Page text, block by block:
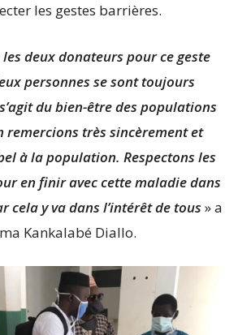
les gestes barrières.
deux donateurs pour ce geste
personnes se sont toujours
du bien-être des populations
remercions très sincèrement et
à la population. Respectons les
en finir avec cette maladie dans
cela y va dans l’intérêt de tous » a
Kankalabé Diallo.